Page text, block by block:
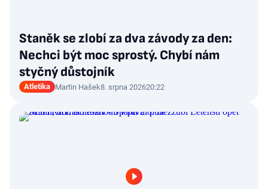
Staněk se zlobí za dva závody za den:
Nechci být moc sprostý. Chybí nám
styčný důstojník
Atletika Martin Hašek8. srpna 202620:22